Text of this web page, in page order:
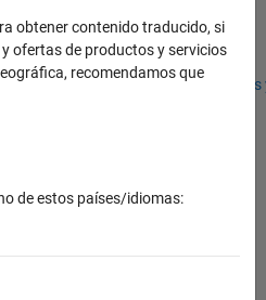
Oficinas locales
obtener contenido traducido, si
ofertas de productos y servicios
recomendamos que
de estos países/idiomas: